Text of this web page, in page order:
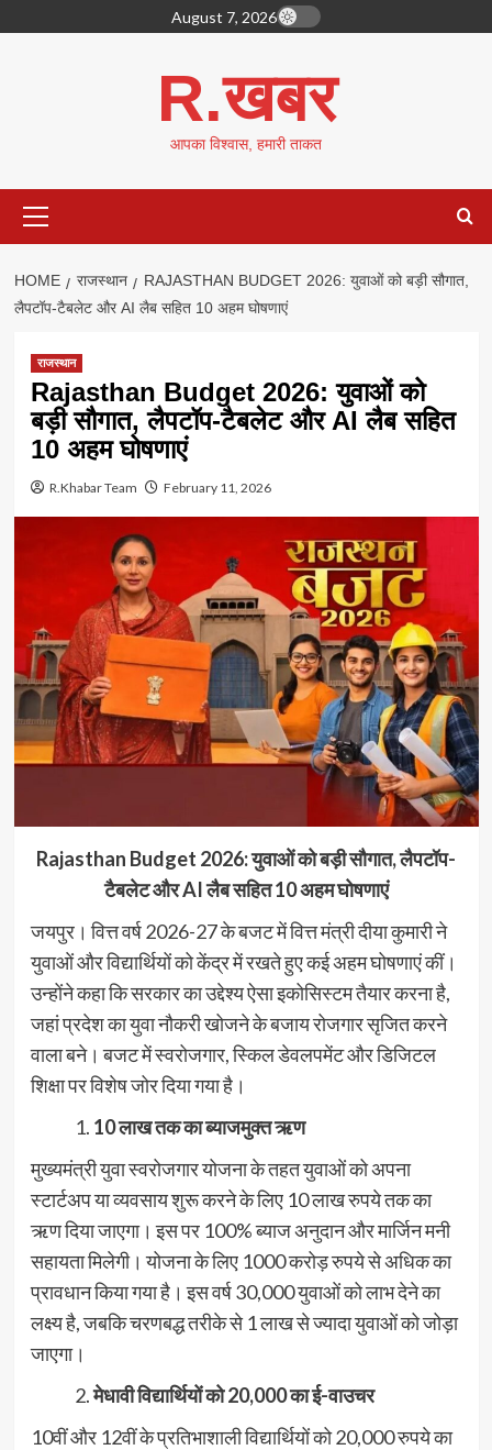
to
August 7, 2026
R.खबर
आपका विश्वास, हमारी ताकत
Menu
HOME राजस्थान
RAJASTHAN BUDGET 2026: युवाओं को बड़ी सौगात,
लैपटॉप-टैबलेट और AI लैब सहित 10 अहम घोषणाएं
राजस्थान
Rajasthan Budget 2026: युवाओं को
बड़ी सौगात, लैपटॉप-टैबलेट और AI लैब सहित
10 अहम घोषणाएं
R.Khabar Team February 11, 2026
Rajasthan Budget 2026: युवाओं को बड़ी सौगात, लैपटॉप-
टैबलेट और AI लैब सहित 10 अहम घोषणाएं
जयपुर। वित्त वर्ष 2026-27 के बजट में वित्त मंत्री दीया कुमारी ने
युवाओं और विद्यार्थियों को केंद्र में रखते हुए कई अहम घोषणाएं कीं।
उन्होंने कहा कि सरकार का उद्देश्य ऐसा इकोसिस्टम तैयार करना है,
जहां प्रदेश का युवा नौकरी खोजने के बजाय रोजगार सृजित करने
वाला बने। बजट में स्वरोजगार, स्किल डेवलपमेंट और डिजिटल
शिक्षा पर विशेष जोर दिया गया है।
10 लाख तक का ब्याजमुक्त ऋण
मुख्यमंत्री युवा स्वरोजगार योजना के तहत युवाओं को अपना
स्टार्टअप या व्यवसाय शुरू करने के लिए 10 लाख रुपये तक का
ऋण दिया जाएगा। इस पर 100% ब्याज अनुदान और मार्जिन मनी
सहायता मिलेगी। योजना के लिए 1000 करोड़ रुपये से अधिक का
प्रावधान किया गया है। इस वर्ष 30,000 युवाओं को लाभ देने का
लक्ष्य है, जबकि चरणबद्ध तरीके से 1 लाख से ज्यादा युवाओं को जोड़ा
जाएगा।
मेधावी विद्यार्थियों को 20,000 का ई-वाउचर
10वीं और 12वीं के प्रतिभाशाली विद्यार्थियों को 20,000 रुपये का